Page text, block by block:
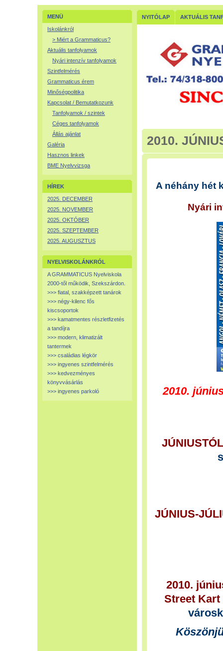
MENÜ
Iskolánkról
> Miért a Grammaticus?
Aktuális tanfolyamok
Nyári intenzív tanfolyamok
Szintfelmérés
Grammaticus érem
Minőségpolitika
Kapcsolat / Bemutatkozunk
Tanfolyamok / szintek
Céges tanfolyamok
Állás ajánlat
Galéria
Hasznos linkek
BME Nyelvvizsga
HÍREK
2025. DECEMBER
2025. NOVEMBER
2025. OKTÓBER
2025. SZEPTEMBER
2025. AUGUSZTUS
NYELVISKOLÁNKRÓL
A GRAMMATICUS Nyelviskola
2000-től működik, Szekszárdon.
>>> fiatal, szakképzett tanárok
>>> négy-kilenc fős
kiscsoportok
>>> kamatmentes részletfizetés
a tandíjra
>>> modern, klimatizált
tantermek
>>> családias légkör
>>> ingyenes szintfelmérés
>>> kedvezményes
könyvvásárlás
>>> ingyenes parkoló
NYITÓLAP AKTUÁLIS
2010.
A néhány hét
Nyári
2010.
JÚNIUS-
2010.
Street